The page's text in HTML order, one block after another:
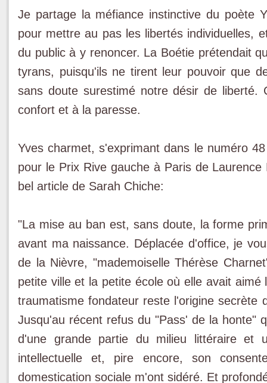
Je partage la méfiance instinctive du poète
pour mettre au pas les libertés individuelles,
du public à y renoncer. La Boétie prétendait
tyrans, puisqu'ils ne tirent leur pouvoir que
sans doute surestimé notre désir de
confort et à la paresse.
Yves charmet, s'exprimant dans le numéro
pour le Prix Rive gauche à Paris de
bel article de Sarah Chiche:
"La mise au ban est, sans doute, la forme
avant ma naissance. Déplacée d'office, je
de la Nièvre, "mademoiselle Thérèse
petite ville et la petite école où elle avait
traumatisme fondateur reste l'origine secrète
Jusqu'au récent refus du "Pass' de la honte"
d'une grande partie du milieu littéraire et
intellectuelle et, pire encore, son
domestication sociale m'ont sidéré. Et